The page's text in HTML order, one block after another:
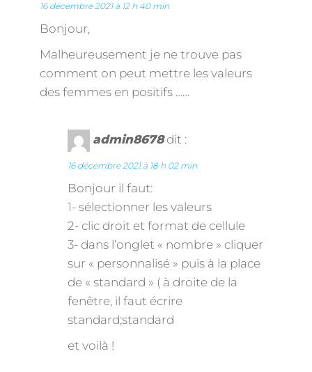
16 décembre 2021 à 12 h 40 min
Bonjour,
Malheureusement je ne trouve pas
comment on peut mettre les valeurs
des femmes en positifs ……
admin8678 dit :
16 décembre 2021 à 18 h 02 min
Bonjour il faut:
1- sélectionner les valeurs
2- clic droit et format de cellule
3- dans l’onglet « nombre » cliquer
sur « personnalisé » puis à la place
de « standard » ( à droite de la
fenêtre, il faut écrire
standard;standard
et voilà !